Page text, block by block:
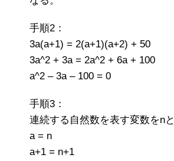
手順2：
3a(a+1) = 2(a+1)(a+2) + 50
3a^2 + 3a = 2a^2 + 6a + 100
a^2 – 3a – 100 = 0
手順3：
連続する自然数を表す変数をnと
a = n
a+1 = n+1